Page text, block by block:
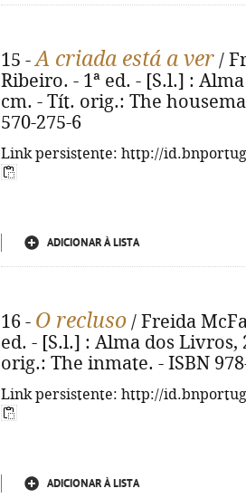
15 -A criada está a ver /
Ribeiro. - 1ª ed. - [S.l.] :
cm. - Tít. orig.: The
570-275-6
Link persistente: http://
ADICIONAR À LISTA
16 - O recluso / Freida
ed. - [S.l.] : Alma dos Livros,
orig.: The inmate. - ISBN
Link persistente: http://
ADICIONAR À LISTA